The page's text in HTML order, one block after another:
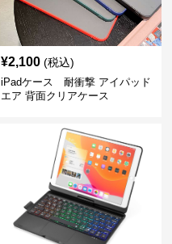
¥2,100 (税込)
iPadケース 耐衝撃 アイパッド
エア 背面クリアケース